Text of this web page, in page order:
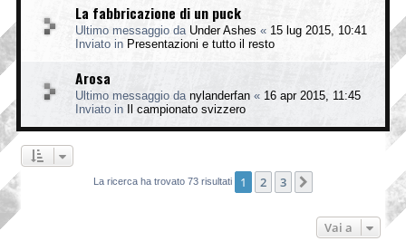
La fabbricazione di un puck
Ultimo messaggio da Under Ashes « 15 lug 2015, 10:41
Inviato in Presentazioni e tutto il resto
Arosa
Ultimo messaggio da nylanderfan « 16 apr 2015, 11:45
Inviato in
Il campionato svizzero
La ricerca ha trovato 73 risultati 1 2 3
Vai a